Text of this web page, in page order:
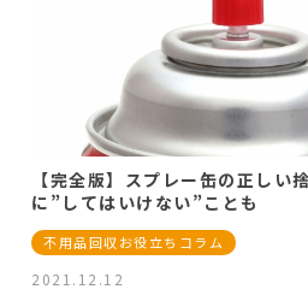
【完全版】スプレー缶の正しい
に”してはいけない”ことも
不用品回収お役立ちコラム
2021.12.12